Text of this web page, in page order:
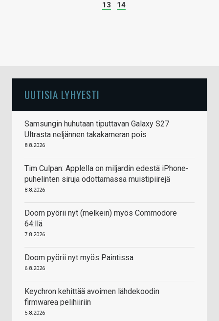
13
14
UUTISIA LYHYESTI
Samsungin huhutaan tiputtavan Galaxy S27
Ultrasta neljännen takakameran pois
8.8.2026
Tim Culpan: Applella on miljardin edestä iPhone-
puhelinten siruja odottamassa muistipiirejä
8.8.2026
Doom pyörii nyt (melkein) myös Commodore
64:llä
7.8.2026
Doom pyörii nyt myös Paintissa
6.8.2026
Keychron kehittää avoimen lähdekoodin
firmwarea pelihiiriin
5.8.2026